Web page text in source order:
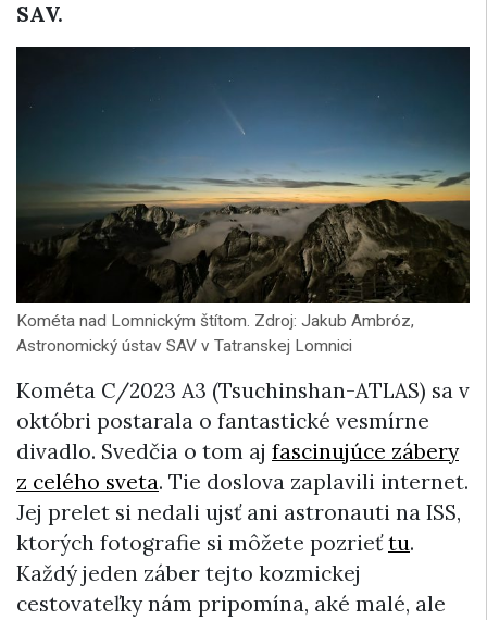
SAV.
Kométa nad Lomnickým štítom. Zdroj: Jakub Ambróz,
Astronomický ústav SAV v Tatranskej Lomnici
Kométa C/2023 A3 (Tsuchinshan-ATLAS) sa v
októbri postarala o fantastické vesmírne
divadlo. Svedčia o tom aj fascinujúce zábery
z celého sveta. Tie doslova zaplavili internet.
Jej prelet si nedali ujsť ani astronauti na ISS,
ktorých fotografie si môžete pozrieťtu.
Každý jeden záber tejto kozmickej
cestovateľky nám pripomína, aké malé, ale